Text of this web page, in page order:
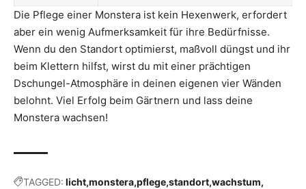
Die Pflege einer Monstera ist kein Hexenwerk, erfordert
aber ein wenig Aufmerksamkeit für ihre Bedürfnisse.
Wenn du den Standort optimierst, maßvoll düngst und ihr
beim Klettern hilfst, wirst du mit einer prächtigen
Dschungel-Atmosphäre in deinen eigenen vier Wänden
belohnt. Viel Erfolg beim Gärtnern und lass deine
Monstera wachsen!
TAGGED: licht monstera pflege standort wachstum